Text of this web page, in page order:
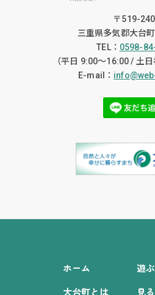
〒519-
三重県多気郡大台
TEL： 0598-
（平日 9:00〜16:00 / 土
E-mail：
ホーム
大台町とは
遊ぶ
見る